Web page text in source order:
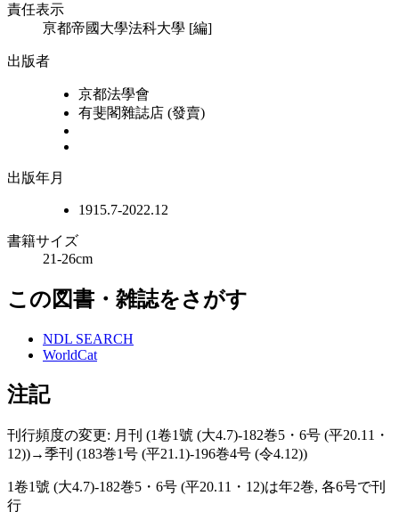
責任表示
亰都帝國大學法科大學 [編]
出版者
京都法學會
有斐閣雜誌店 (發賣)
出版年月
1915.7-2022.12
書籍サイズ
21-26cm
この図書・雑誌をさがす
NDL SEARCH
WorldCat
注記
刊行頻度の変更: 月刊 (1卷1號 (大4.7)-182巻5・6号 (平20.11・
12))→季刊 (183巻1号 (平21.1)-196巻4号 (令4.12))
1卷1號 (大4.7)-182巻5・6号 (平20.11・12)は年2巻, 各6号で刊
行